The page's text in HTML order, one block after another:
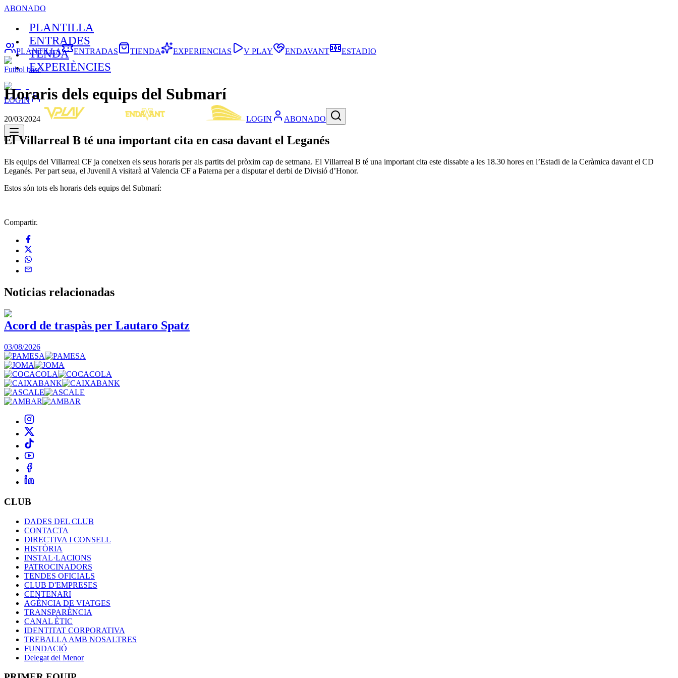
ABONADO
PLANTILLA
ENTRADES
TENDA
EXPERIÈNCIES
LOGIN
LOGIN ABONADO
PLANTILLA ENTRADAS TIENDA EXPERIENCIAS V PLAY ENDAVANT ESTADIO
Futbol base
Horaris dels equips del Submarí
20/03/2024
El Villarreal B té una important cita en casa davant el Leganés
Els equips del Villarreal CF ja coneixen els seus horaris per als partits del pròxim cap de setmana. El Villarreal B té una important cita este dissabte a les 18.30 hores en l’Estadi de la Ceràmica davant el CD
Leganés. Per part seua, el Juvenil A visitarà al Valencia CF a Paterna per a disputar el derbi de Divisió d’Honor.
Estos són tots els horaris dels equips del Submarí:
Compartir.
Noticias relacionadas
Acord de traspàs per Lautaro Spatz
03/08/2026
CLUB
DADES DEL CLUB
CONTACTA
DIRECTIVA I CONSELL
HISTÒRIA
INSTAL·LACIONS
PATROCINADORS
TENDES OFICIALS
CLUB D'EMPRESES
CENTENARI
AGÈNCIA DE VIATGES
TRANSPARÈNCIA
CANAL ÈTIC
IDENTITAT CORPORATIVA
TREBALLA AMB NOSALTRES
FUNDACIÓ
Delegat del Menor